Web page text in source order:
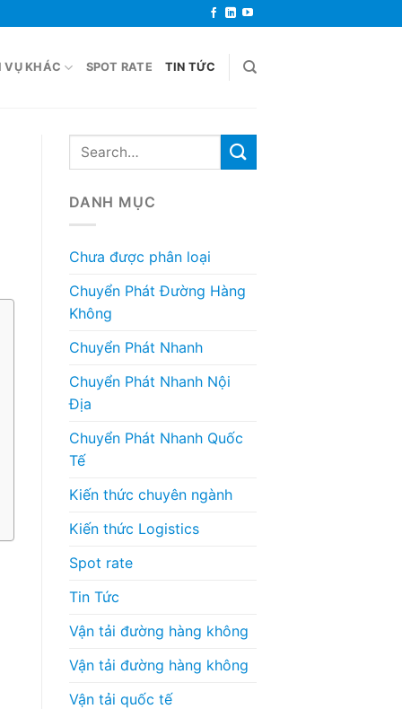
VỤ KHÁC SPOT RATE TIN TỨC
DANH MỤC
Chưa được phân loại
Chuyển Phát Đường Hàng
Không
Chuyển Phát Nhanh
Chuyển Phát Nhanh Nội
Địa
Chuyển Phát Nhanh Quốc
Tế
Kiến thức chuyên ngành
Kiến thức Logistics
Spot rate
Tin Tức
Vận tải đường hàng không
Vận tải đường hàng không
Vận tải quốc tế